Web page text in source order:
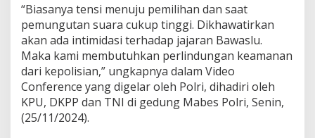
n
t
a
P
o
i
s
“Biasanya tensi menuju pemilihan dan saat
pemungutan suara cukup tinggi. Dikhawatirkan
akan ada intimidasi terhadap jajaran Bawaslu.
Maka kami membutuhkan perlindungan keamanan
dari kepolisian,” ungkapnya dalam Video
Conference yang digelar oleh Polri, dihadiri oleh
KPU, DKPP dan TNI di gedung Mabes Polri, Senin,
(25/11/2024).